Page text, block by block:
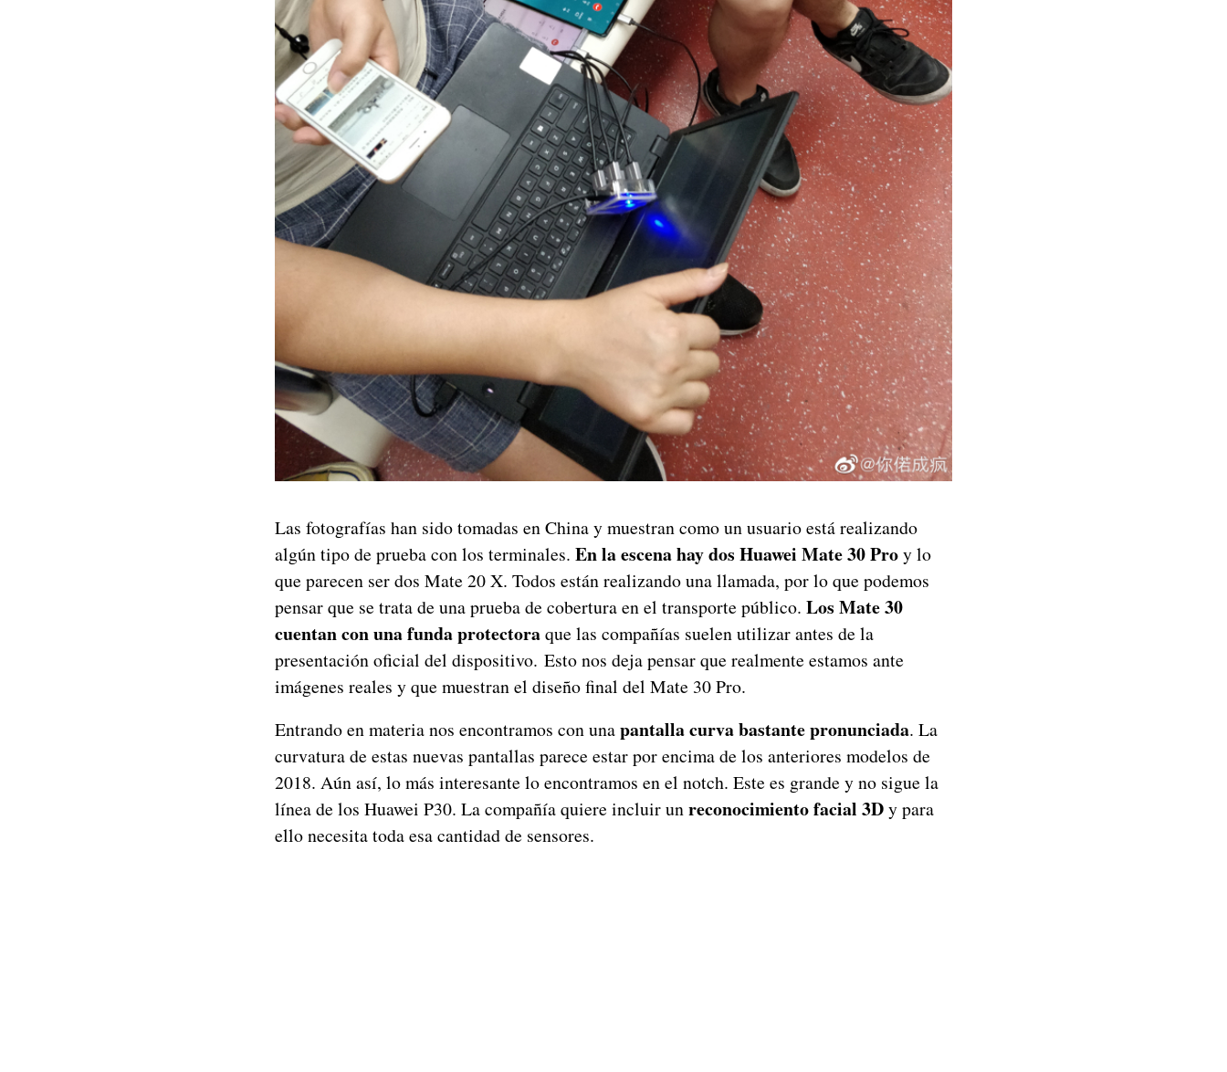
Las fotografías han sido tomadas en China y muestran como un usuario está realizando
algún tipo de prueba con los terminales. En la escena hay dos Huawei Mate 30 Proy lo
que parecen ser dos Mate 20 X. Todos están realizando una llamada, por lo que podemos
pensar que se trata de una prueba de cobertura en el transporte público. Los Mate 30
cuentan con una funda protectoraque las compañías suelen utilizar antes de la
presentación oficial del dispositivo. Esto nos deja pensar que realmente estamos ante
imágenes reales y que muestran el diseño final del Mate 30 Pro.
Entrando en materia nos encontramos con unapantalla curva bastante pronunciada. La
curvatura de estas nuevas pantallas parece estar por encima de los anteriores modelos de
2018. Aún así, lo más interesante lo encontramos en el notch. Este es grande y no sigue la
línea de los Huawei P30. La compañía quiere incluir unreconocimiento facial 3Dy para
ello necesita toda esa cantidad de sensores.